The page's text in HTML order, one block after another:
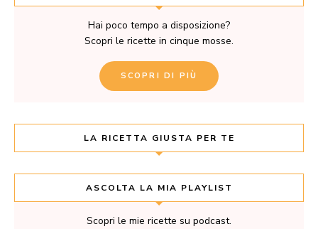
Hai poco tempo a disposizione?
Scopri le ricette in cinque mosse.
SCOPRI DI PIÙ
LA RICETTA GIUSTA PER TE
ASCOLTA LA MIA PLAYLIST
Scopri le mie ricette su podcast.